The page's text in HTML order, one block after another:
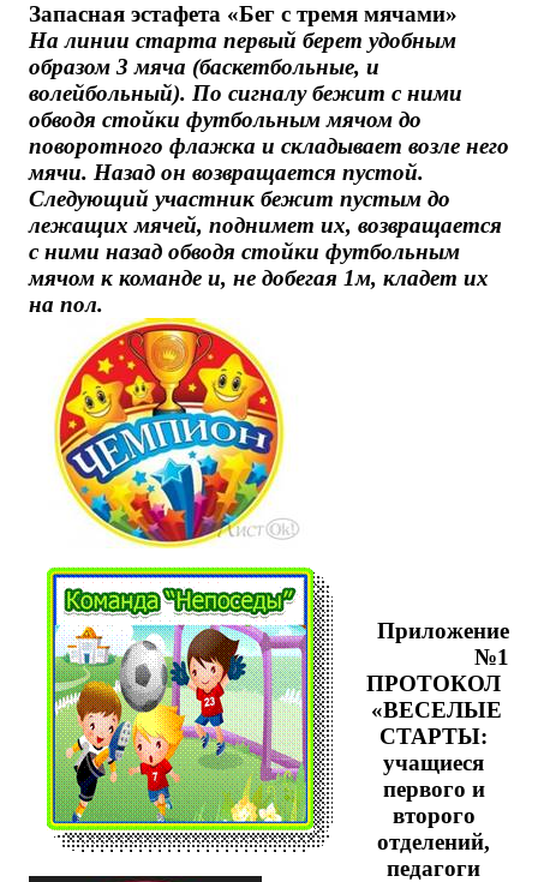
Запасная эстафета «Бег с тремя мячами»
На линии старта первый берет удобным
образом 3 мяча (баскетбольные, и
волейбольный). По сигналу бежит с ними
обводя стойки футбольным мячом до
поворотного флажка и складывает возле него
мячи. Назад он возвращается пустой.
Следующий участник бежит пустым до
лежащих мячей, поднимет их, возвращается
с ними назад обводя стойки футбольным
мячом к команде и, не добегая 1м, кладет их
на пол.
Приложение
№1
ПРОТОКОЛ
«ВЕСЕЛЫЕ
СТАРТЫ:
учащиеся
первого и
второго
отделений,
педагоги